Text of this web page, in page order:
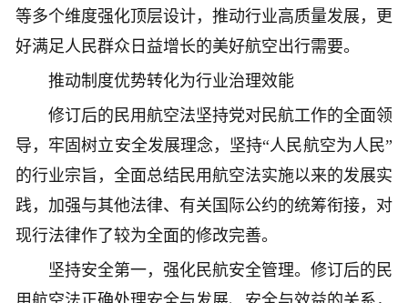
等多个维度强化顶层设计，推动行业高质量发展，更
好满足人民群众日益增长的美好航空出行需要。
推动制度优势转化为行业治理效能
修订后的民用航空法坚持党对民航工作的全面领
导，牢固树立安全发展理念，坚持“人民航空为人民”
的行业宗旨，全面总结民用航空法实施以来的发展实
践，加强与其他法律、有关国际公约的统筹衔接，对
现行法律作了较为全面的修改完善。
坚持安全第一，强化民航安全管理。修订后的民